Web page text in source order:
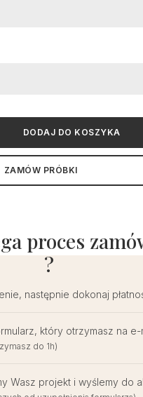
DODAJ DO KOSZYKA
ZAMÓW PRÓBKI
proces
?
następnie dokonaj
który otrzymasz na e-
do 1h)
Wasz projekt i wyślemy do